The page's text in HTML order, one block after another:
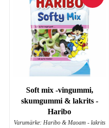
Soft mix -vingummi,
skumgummi & lakrits -
Haribo
Varumärke: Haribo & Maoam - lakrits